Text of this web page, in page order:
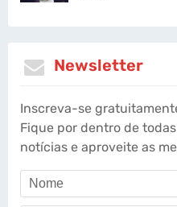
Newsletter
Inscreva-se
Fique por dentro de
notícias e aproveite as